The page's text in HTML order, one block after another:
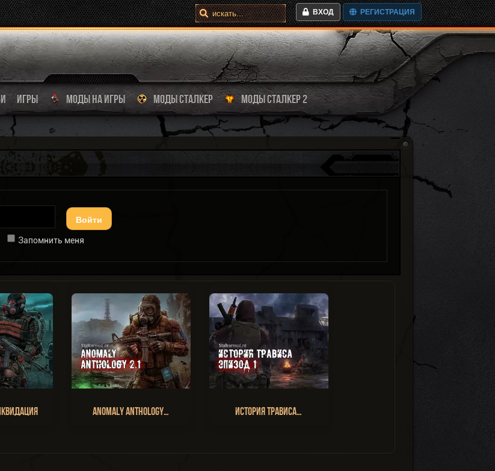
ВХОД РЕГИСТРАЦИЯ
ИГРЫ МОДЫ НА ИГРЫ МОДЫ СТАЛКЕР МОДЫ СТАЛКЕР 2
Войти
Запомнить меня
Anomaly Anthology… История Трависа…